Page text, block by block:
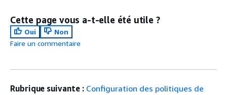
Cette page vous a-t-elle été utile ?
Oui
Non
Faire un commentaire
Rubrique suivante : Configuration des politiques de